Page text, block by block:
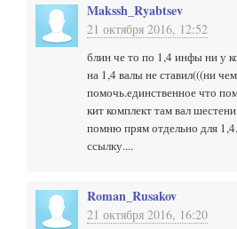
Makssh_Ryabtsev
21 октября 2016, 12:52
блин че то по 1,4 инфы ни у
на 1,4 валы не ставил(((ни
помочь.единственное что
кит комплект там вал
помню прям отдельно для
ссылку....
Roman_Rusakov
21 октября 2016, 16:20